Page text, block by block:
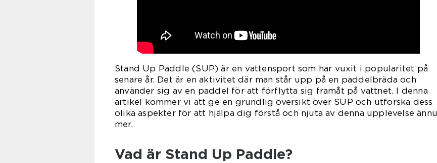
Stand Up Paddle (SUP) är en vattensport som har vuxit i popularitet på
senare år. Det är en aktivitet där man står upp på en paddelbräda och
använder sig av en paddel för att förflytta sig framåt på vattnet. I denna
artikel kommer vi att ge en grundlig översikt över SUP och utforska dess
olika aspekter för att hjälpa dig förstå och njuta av denna upplevelse ännu
mer.
Vad är Stand Up Paddle?